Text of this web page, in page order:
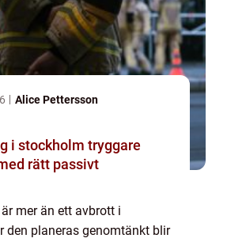
Alice Pettersson
tryggare
rätt passivt
mer än ett avbrott i
den planeras genomtänkt blir